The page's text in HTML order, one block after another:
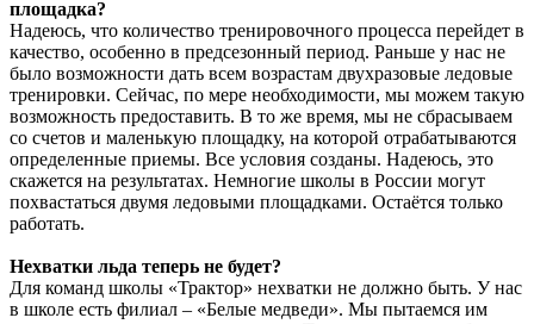
площадка?
Надеюсь, что количество тренировочного процесса перейдет в
качество, особенно в предсезонный период. Раньше у нас не
было возможности дать всем возрастам двухразовые ледовые
тренировки. Сейчас, по мере необходимости, мы можем такую
возможность предоставить. В то же время, мы не сбрасываем
со счетов и маленькую площадку, на которой отрабатываются
определенные приемы. Все условия созданы. Надеюсь, это
скажется на результатах. Немногие школы в России могут
похвастаться двумя ледовыми площадками. Остаётся только
работать.
Нехватки льда теперь не будет?
Для команд школы «Трактор» нехватки не должно быть. У нас
в школе есть филиал – «Белые медведи». Мы пытаемся им